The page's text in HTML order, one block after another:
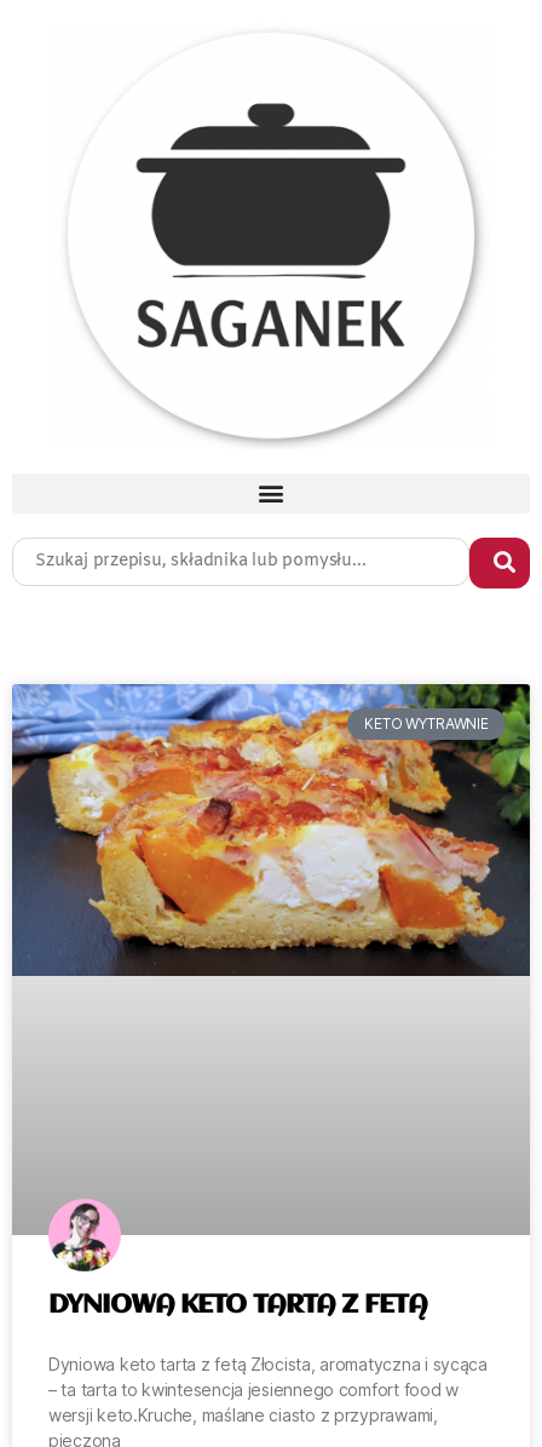
KETO WYTRAWNIE
DYNIOWA KETO TARTA Z FETĄ
Dyniowa keto tarta z fetą Złocista, aromatyczna i sycąca
– ta tarta to kwintesencja jesiennego comfort food w
wersji keto.Kruche, maślane ciasto z przyprawami,
pieczona